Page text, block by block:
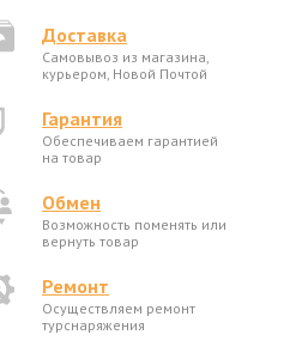
Доставка
Самовывоз из магазина,
курьером, Новой Почтой
Гарантия
Обеспечиваем гарантией
на товар
Обмен
Возможность поменять или
вернуть товар
Ремонт
Осуществляем ремонт
турснаряжения